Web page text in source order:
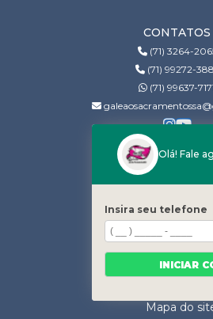
CONTATOS
(71) 3264-
(71) 99272-
(71) 99637-
Home
Quem somos
Serviços
Projeto fundo
Contato
Mapa do
Olá! Fale
Insira seu telefone
INICIAR